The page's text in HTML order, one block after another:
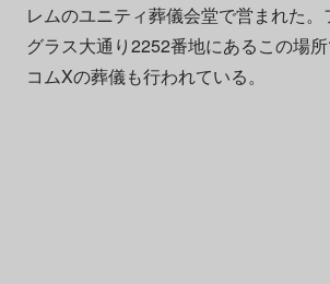
レムのユニティ葬儀会堂で営まれた
グラス大通り2252番地にあるこの場
コムXの葬儀も行われている。